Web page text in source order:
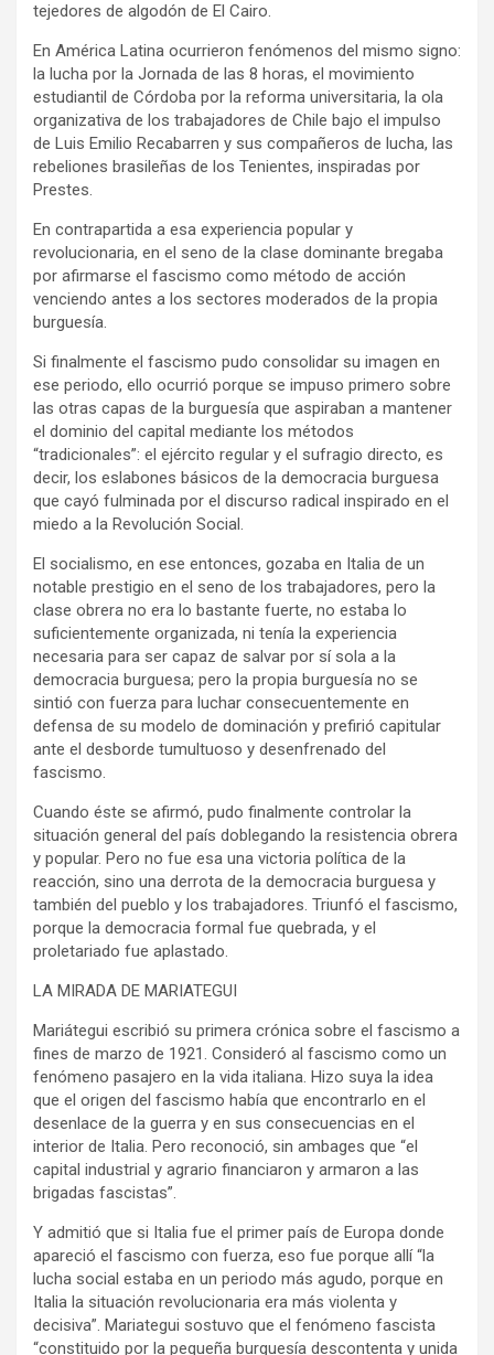
tejedores de algodón de El Cairo.
En América Latina ocurrieron fenómenos del mismo signo:
la lucha por la Jornada de las 8 horas, el movimiento
estudiantil de Córdoba por la reforma universitaria, la ola
organizativa de los trabajadores de Chile bajo el impulso
de Luis Emilio Recabarren y sus compañeros de lucha, las
rebeliones brasileñas de los Tenientes, inspiradas por
Prestes.
En contrapartida a esa experiencia popular y
revolucionaria, en el seno de la clase dominante bregaba
por afirmarse el fascismo como método de acción
venciendo antes a los sectores moderados de la propia
burguesía.
Si finalmente el fascismo pudo consolidar su imagen en
ese periodo, ello ocurrió porque se impuso primero sobre
las otras capas de la burguesía que aspiraban a mantener
el dominio del capital mediante los métodos
“tradicionales”: el ejército regular y el sufragio directo, es
decir, los eslabones básicos de la democracia burguesa
que cayó fulminada por el discurso radical inspirado en el
miedo a la Revolución Social.
El socialismo, en ese entonces, gozaba en Italia de un
notable prestigio en el seno de los trabajadores, pero la
clase obrera no era lo bastante fuerte, no estaba lo
suficientemente organizada, ni tenía la experiencia
necesaria para ser capaz de salvar por sí sola a la
democracia burguesa; pero la propia burguesía no se
sintió con fuerza para luchar consecuentemente en
defensa de su modelo de dominación y prefirió capitular
ante el desborde tumultuoso y desenfrenado del
fascismo.
Cuando éste se afirmó, pudo finalmente controlar la
situación general del país doblegando la resistencia obrera
y popular. Pero no fue esa una victoria política de la
reacción, sino una derrota de la democracia burguesa y
también del pueblo y los trabajadores. Triunfó el fascismo,
porque la democracia formal fue quebrada, y el
proletariado fue aplastado.
LA MIRADA DE MARIATEGUI
Mariátegui escribió su primera crónica sobre el fascismo a
fines de marzo de 1921. Consideró al fascismo como un
fenómeno pasajero en la vida italiana. Hizo suya la idea
que el origen del fascismo había que encontrarlo en el
desenlace de la guerra y en sus consecuencias en el
interior de Italia. Pero reconoció, sin ambages que “el
capital industrial y agrario financiaron y armaron a las
brigadas fascistas”.
Y admitió que si Italia fue el primer país de Europa donde
apareció el fascismo con fuerza, eso fue porque allí “la
lucha social estaba en un periodo más agudo, porque en
Italia la situación revolucionaria era más violenta y
decisiva”. Mariategui sostuvo que el fenómeno fascista
“constituido por la pequeña burguesía descontenta y unida